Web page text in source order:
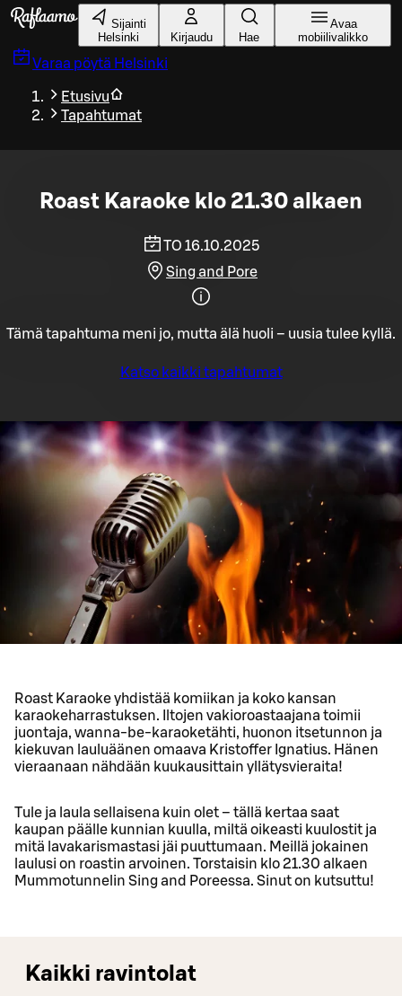
Siirry pääsisältöön
Sijainti
Helsinki
Kirjaudu Hae
Avaa
mobiilivalikko
Varaa pöytä Helsinki
Etusivu
Tapahtumat
Roast Karaoke klo 21.30 alkaen
TO 16.10.2025
Sing and Pore
Tämä tapahtuma meni jo, mutta älä huoli – uusia tulee kyllä.
Katso kaikki tapahtumat
Roast Karaoke yhdistää komiikan ja koko kansan
karaokeharrastuksen. Iltojen vakioroastaajana toimii
juontaja, wanna-be-karaoketähti, huonon itsetunnon ja
kiekuvan lauluäänen omaava Kristoffer Ignatius. Hänen
vieraanaan nähdään kuukausittain yllätysvieraita!
Tule ja laula sellaisena kuin olet – tällä kertaa saat
kaupan päälle kunnian kuulla, miltä oikeasti kuulostit ja
mitä lavakarismastasi jäi puuttumaan. Meillä jokainen
laulusi on roastin arvoinen. Torstaisin klo 21.30 alkaen
Mummotunnelin Sing and Poreessa. Sinut on kutsuttu!
Kaikki ravintolat